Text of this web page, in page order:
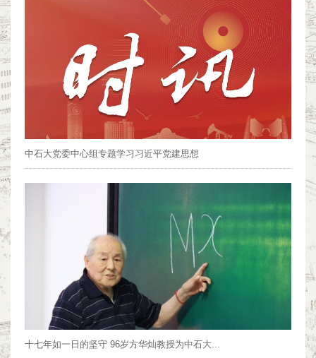
中石大党委中心组专题学习习近平党建思想
十七年如一日的坚守 96岁方华灿教授为中石大...